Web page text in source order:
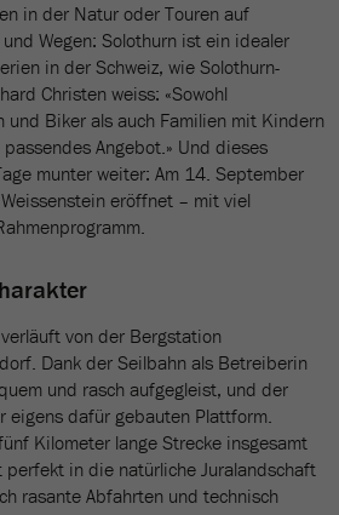
in der Natur oder Touren auf
Wegen: Solothurn ist ein idealer
in der Schweiz, wie Solothurn-
Christen weiss: «Sowohl
Biker als auch Familien mit Kindern
Angebot.» Und dieses
munter weiter: Am 14. September
eröffnet – mit viel
von der Bergstation
Dank der Seilbahn als Betreiberin
und rasch aufgegleist, und der
eigens dafür gebauten Plattform.
Kilometer lange Strecke insgesamt
in die natürliche Juralandschaft
rasante Abfahrten und technisch